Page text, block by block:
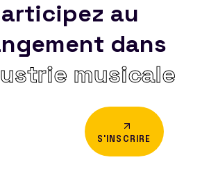
au
dans
musicale
S'INSCRIRE